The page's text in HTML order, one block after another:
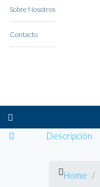
Sobre Nosotros
Contacto
Descripción
Home